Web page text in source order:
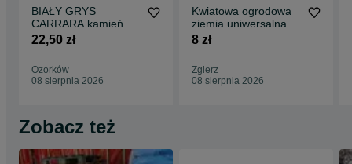
BIAŁY GRYS
CARRARA kamień
dekoracyjny ozdobny
jak Thasos Żwir
22,50 zł
Ozorków
08 sierpnia 2026
Kwiatowa ogrodowa
ziemia uniwersalna
do ogrodu torf kora
8 zł
Zgierz
08 sierpnia 2026
Zobacz też